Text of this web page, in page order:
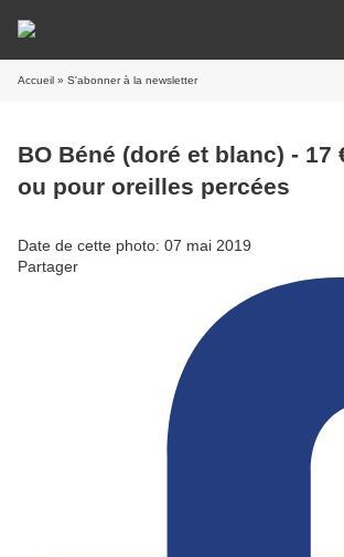
Accueil » S'abonner à la newsletter
BO Béné (doré et blanc) - 17
ou pour oreilles percées
Date de cette photo: 07 mai 2019
Partager